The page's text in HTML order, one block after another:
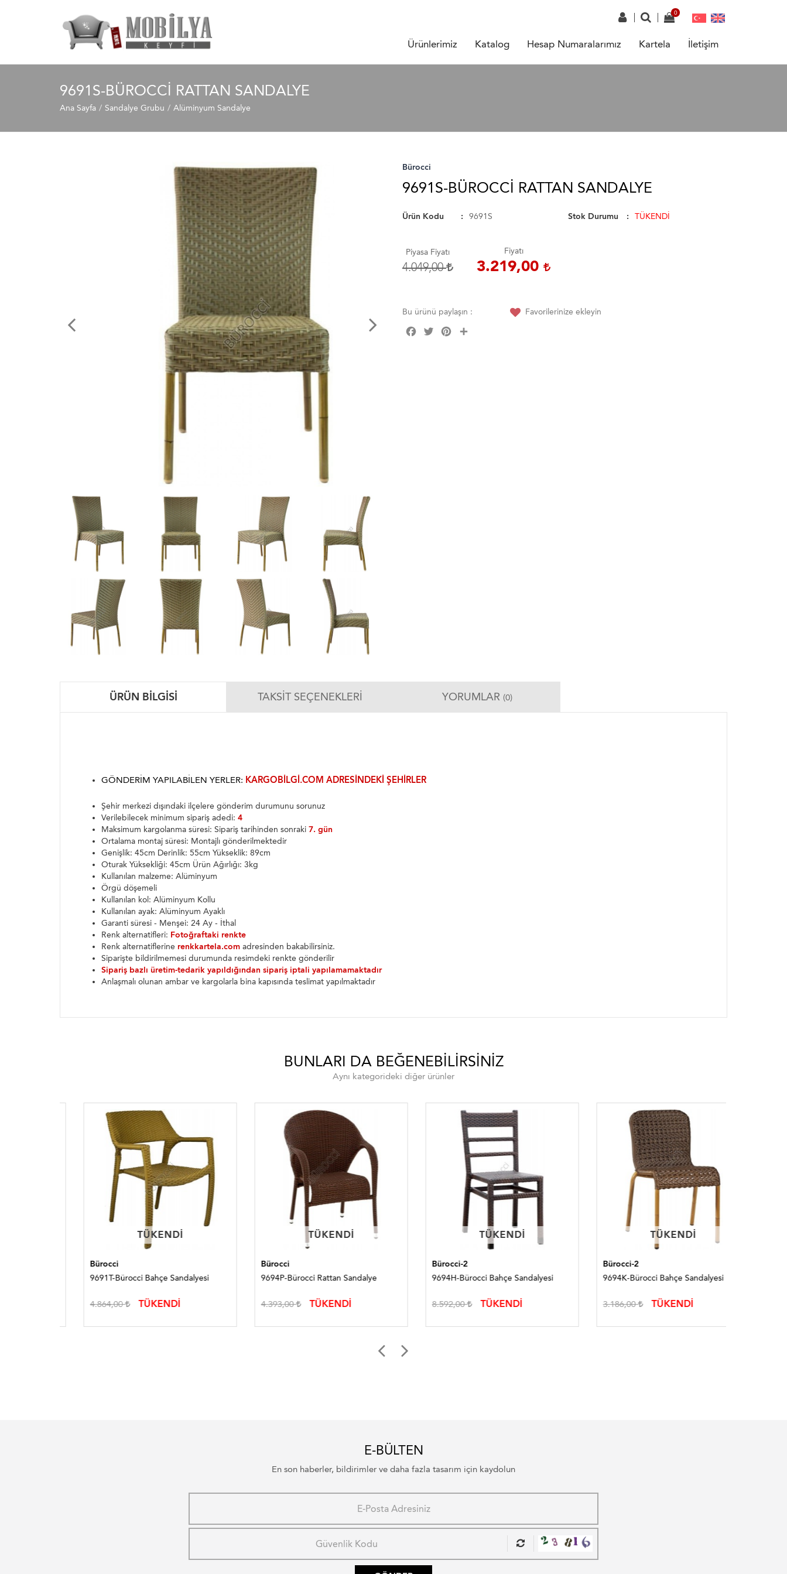
Ürünlerimiz Katalog Hesap Numaralarımız Kartela İletişim
9691S-BÜROCCI RATTAN SANDALYE
Ana Sayfa Sandalye Grubu Alüminyum Sandalye
Bürocci
9691S-BÜROCCI RATTAN SANDALYE
Ürün Kodu 9691S Stok Durumu TÜKENDİ
Piyasa Fiyatı
4.049,00
Fiyatı
3.219,00
Bu ürünü paylaşın :
FacebookTwitterPinterest
Favorilerinize ekleyin
ÜRÜN BILGISI TAKSIT SEÇENEKLERI YORUMLAR (0)
GÖNDERIM YAPILABILEN YERLER: KARGOBILGI.COM ADRESINDEKI ŞEHIRLER
Şehir merkezi dışındaki ilçelere gönderim durumunu sorunuz
Verilebilecek minimum sipariş adedi: 4
Maksimum kargolanma süresi: Sipariş tarihinden sonraki 7. gün
Ortalama montaj süresi: Montajlı gönderilmektedir
Genişlik: 45cm Derinlik: 55cm Yükseklik: 89cm
Oturak Yüksekliği: 45cm Ürün Ağırlığı: 3kg
Kullanılan malzeme: Alüminyum
Örgü döşemeli
Kullanılan kol: Alüminyum Kollu
Kullanılan ayak: Alüminyum Ayaklı
Garanti süresi - Menşei: 24 Ay - İthal
Renk alternatifleri: Fotoğraftaki renkte
Renk alternatiflerine renkkartela.com adresinden bakabilirsiniz.
Siparişte bildirilmemesi durumunda resimdeki renkte gönderilir
Sipariş bazlı üretim-tedarik yapıldığından sipariş iptali yapılamamaktadır
Anlaşmalı olunan ambar ve kargolarla bina kapısında teslimat yapılmaktadır
BUNLARI DA BEĞENEBILIRSINIZ
Aynı kategorideki diğer ürünler
TÜKENDI
TÜKENDI
Bürocci
9691T-Bürocci Bahçe Sandalyesi
4.864,00 TÜKENDİ
TÜKENDI
TÜKENDI
Bürocci
9694P-Bürocci Rattan Sandalye
4.393,00 TÜKENDİ
TÜKENDI
TÜKENDI
Bürocci-2
9694H-Bürocci Bahçe Sandalyesi
8.592,00 TÜKENDİ
TÜKENDI
TÜKENDI
Bürocci-2
9694K-Bürocci Bahçe Sandalyesi
3.186,00 TÜKENDİ
E-BÜLTEN
En son haberler, bildirimler ve daha fazla tasarım için kaydolun